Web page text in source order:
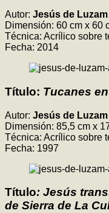
Autor: Jesús de Luzam
Dimensión: 60 cm x 60
Técnica: Acrílico sobre
Fecha: 2014
Título: Tucanes
Autor: Jesús de Luzam
Dimensión: 85,5 cm x
Técnica: Acrílico sobre
Fecha: 1997
Título: Jesús
de Sierra de La